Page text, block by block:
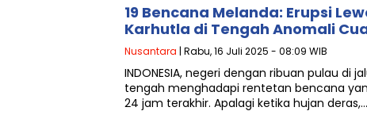
19 Bencana Melanda: Erupsi
Karhutla di Tengah Anomali
Nusantara | Rabu, 16 Juli 2025 - 08:09 WIB
INDONESIA, negeri dengan ribuan pulau di
tengah menghadapi rentetan bencana
24 jam terakhir. Apalagi ketika hujan deras,…